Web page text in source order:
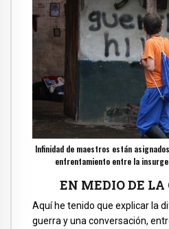
Infinidad de maestros están
enfrentamiento entre la
EN MEDIO DE LA
Aquí he tenido que explicar la
guerra y una conversación,